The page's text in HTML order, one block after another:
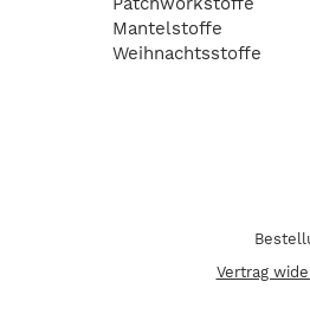
Mantelstoffe
Weihnachtsstoffe
Vertrag